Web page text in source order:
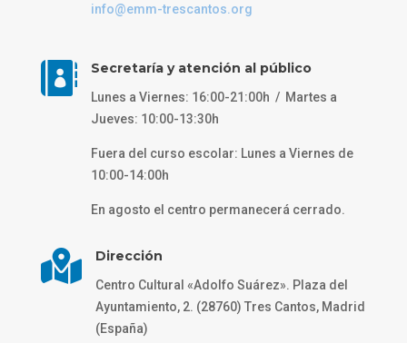
info@emm-trescantos.org
 Secretaría y atención al público
Lunes a Viernes: 16:00-21:00h / Martes a
Jueves: 10:00-13:30h
Fuera del curso escolar: Lunes a Viernes de
10:00-14:00h
En agosto el centro permanecerá cerrado.
 Dirección
Centro Cultural «Adolfo Suárez». Plaza del
Ayuntamiento, 2. (28760) Tres Cantos, Madrid
(España)